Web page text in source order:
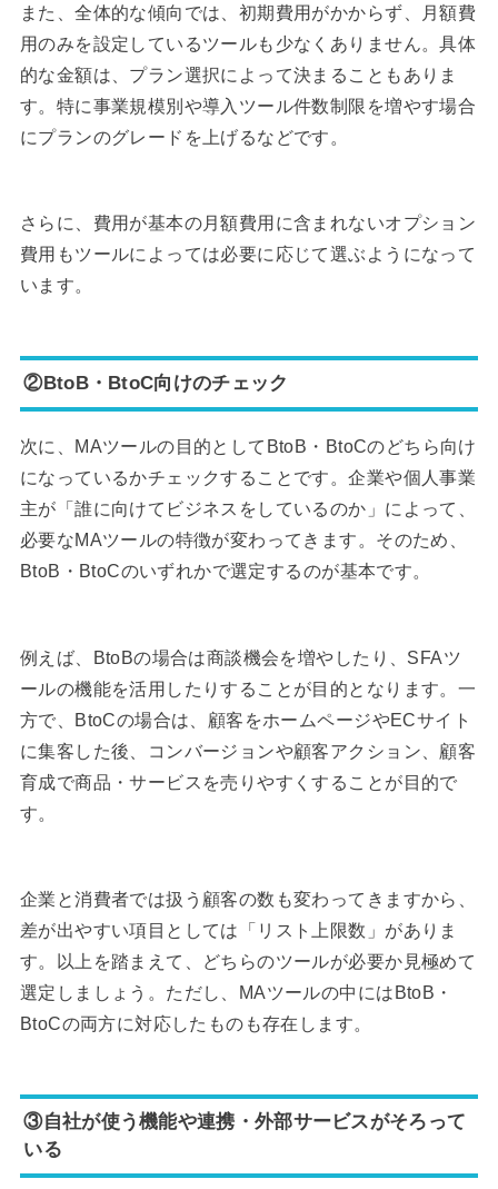
また、全体的な傾向では、初期費用がかからず、月額費
用のみを設定しているツールも少なくありません。具体
的な金額は、プラン選択によって決まることもありま
す。特に事業規模別や導入ツール件数制限を増やす場合
にプランのグレードを上げるなどです。
さらに、費用が基本の月額費用に含まれないオプション
費用もツールによっては必要に応じて選ぶようになって
います。
②BtoB・BtoC向けのチェック
次に、MAツールの目的としてBtoB・BtoCのどちら向け
になっているかチェックすることです。企業や個人事業
主が「誰に向けてビジネスをしているのか」によって、
必要なMAツールの特徴が変わってきます。そのため、
BtoB・BtoCのいずれかで選定するのが基本です。
例えば、BtoBの場合は商談機会を増やしたり、SFAツ
ールの機能を活用したりすることが目的となります。一
方で、BtoCの場合は、顧客をホームページやECサイト
に集客した後、コンバージョンや顧客アクション、顧客
育成で商品・サービスを売りやすくすることが目的で
す。
企業と消費者では扱う顧客の数も変わってきますから、
差が出やすい項目としては「リスト上限数」がありま
す。以上を踏まえて、どちらのツールが必要か見極めて
選定しましょう。ただし、MAツールの中にはBtoB・
BtoCの両方に対応したものも存在します。
③自社が使う機能や連携・外部サービスがそろって
いる